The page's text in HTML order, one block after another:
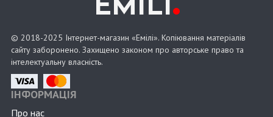
EMILI
© 2018-2025 Інтернет-магазин «Емілі». Копіювання матеріалів
сайту заборонено. Захищено законом про авторське право та
інтелектуальну власність.
ІНФОРМАЦІЯ
Про нас